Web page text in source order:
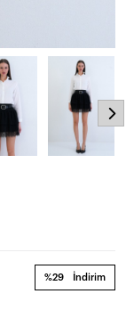
%29 İndirim